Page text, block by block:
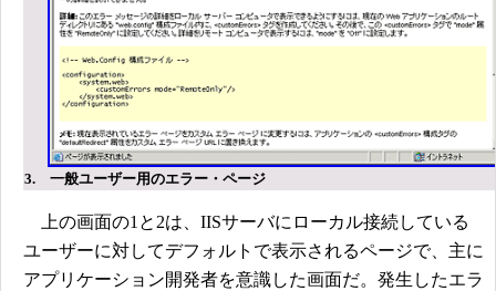
3. 一般ユーザー用のエラー・ページ
上の画面の1と2は、IISサーバにローカル接続している
ユーザーに対してデフォルトで表示されるページで、主に
アプリケーション開発者を意識した画面だ。発生したエラ